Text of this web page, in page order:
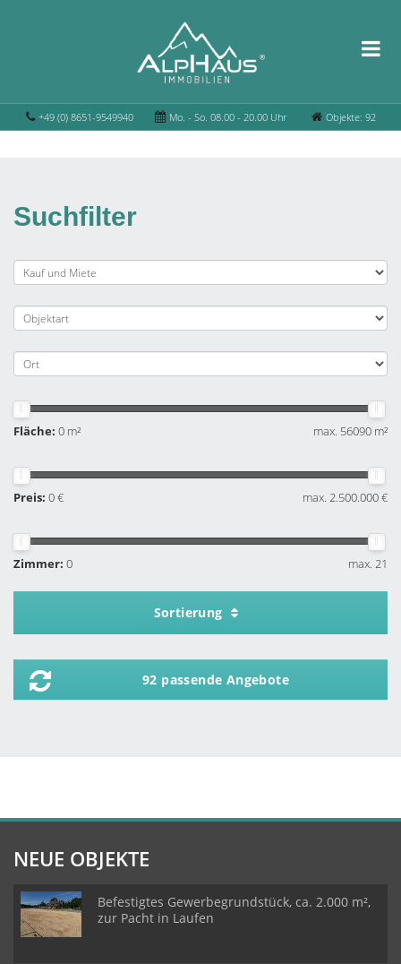
+49 (0) 8651-9549940 Mo. - So. 08.00 - 20.00 Uhr Objekte: 92
Suchfilter
Fläche: 0 m² max. 56090 m²
Preis: 0 € max. 2.500.000 €
Zimmer: 0 max. 21
Sortierung
92 passende Angebote
NEUE OBJEKTE
Befestigtes Gewerbegrundstück, ca. 2.000 m²,
zur Pacht in Laufen